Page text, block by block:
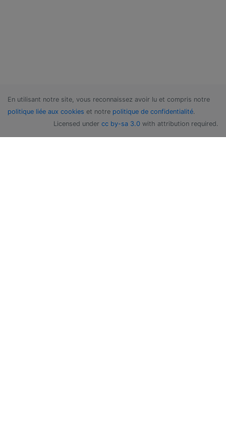
En utilisant notre site, vous reconnaissez avoir lu et compris notre
politique liée aux cookies et notre politique de confidentialité.
Licensed under cc by-sa 3.0 with attribution required.